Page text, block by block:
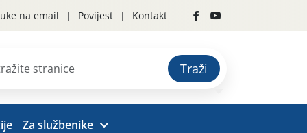
na email Povijest Kontakt
Traži
Za službenike